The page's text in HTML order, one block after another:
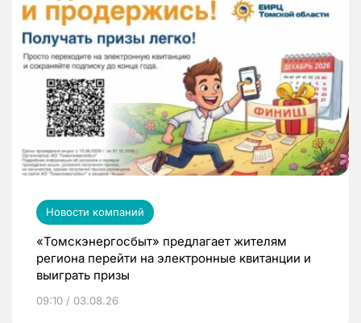
Новости компаний
«Томскэнергосбыт» предлагает жителям
региона перейти на электронные квитанции и
выиграть призы
09:10 / 03.08.26